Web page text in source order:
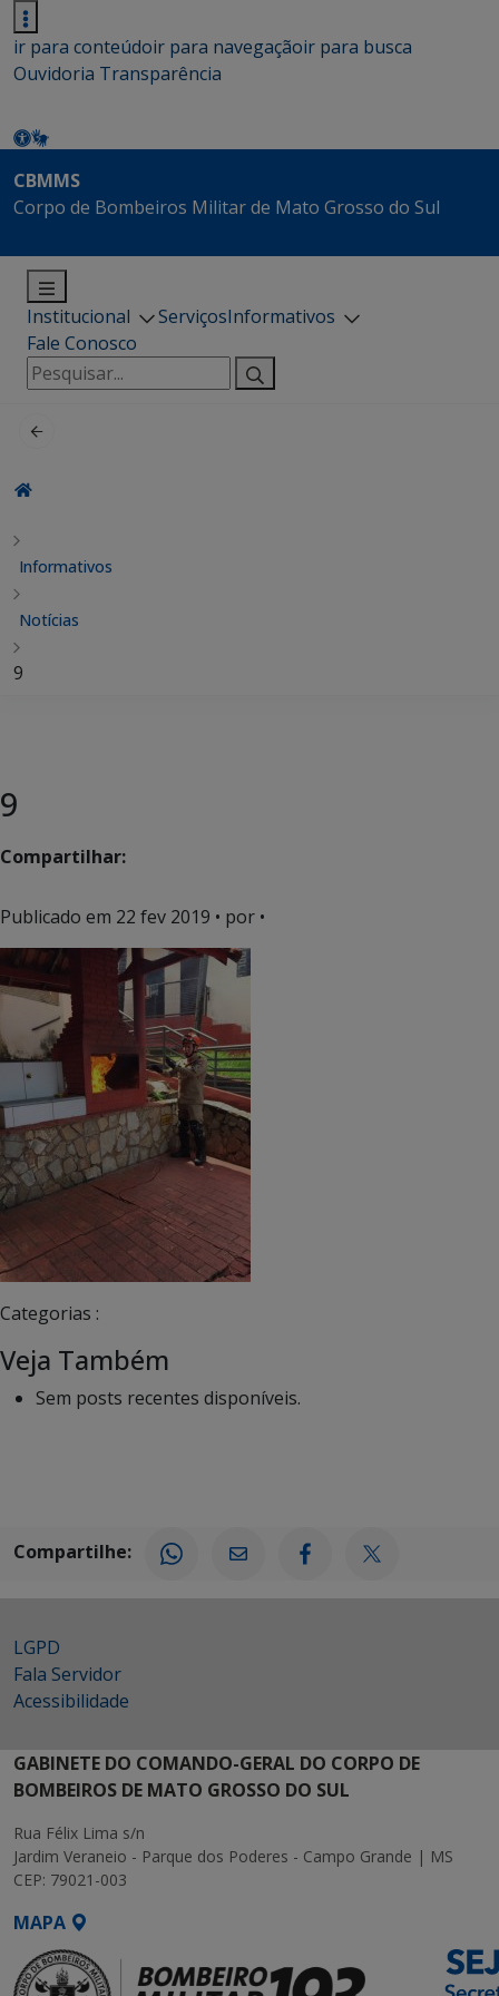
ir para conteúdoir para navegaçãoir para busca
Ouvidoria Transparência
CBMMS
Corpo de Bombeiros Militar de Mato Grosso do Sul
Institucional ServiçosInformativos
Fale Conosco
Pesquisar
por:
Informativos
Notícias
9
9
Compartilhar:
Publicado em 22 fev 2019 • por •
Categorias :
Veja Também
Sem posts recentes disponíveis.
Compartilhe:
LGPD
Fala Servidor
Acessibilidade
GABINETE DO COMANDO-GERAL DO CORPO DE
BOMBEIROS DE MATO GROSSO DO SUL
Rua Félix Lima s/n
Jardim Veraneio - Parque dos Poderes - Campo Grande | MS
CEP: 79021-003
MAPA